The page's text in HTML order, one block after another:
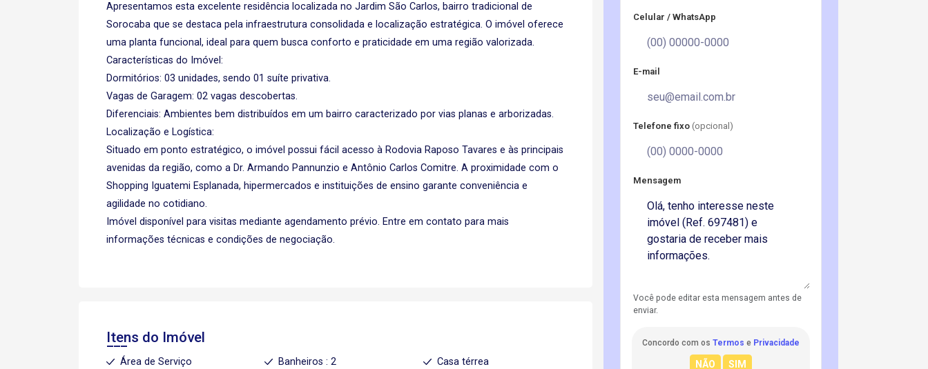
Apresentamos esta excelente residência localizada no Jardim São Carlos, bairro tradicional de
Sorocaba que se destaca pela infraestrutura consolidada e localização estratégica. O imóvel oferece
uma planta funcional, ideal para quem busca conforto e praticidade em uma região valorizada.
Características do Imóvel:
Dormitórios: 03 unidades, sendo 01 suíte privativa.
Vagas de Garagem: 02 vagas descobertas.
Diferenciais: Ambientes bem distribuídos em um bairro caracterizado por vias planas e arborizadas.
Localização e Logística:
Situado em ponto estratégico, o imóvel possui fácil acesso à Rodovia Raposo Tavares e às principais
avenidas da região, como a Dr. Armando Pannunzio e Antônio Carlos Comitre. A proximidade com o
Shopping Iguatemi Esplanada, hipermercados e instituições de ensino garante conveniência e
agilidade no cotidiano.
Imóvel disponível para visitas mediante agendamento prévio. Entre em contato para mais
informações técnicas e condições de negociação.
Itens do Imóvel
Área de Serviço Banheiros : 2
Casa térrea
Celular / WhatsApp
E-mail
Telefone fixo (opcional)
Mensagem
Você pode editar esta mensagem antes de
enviar.
Concordo com os Termos e Privacidade